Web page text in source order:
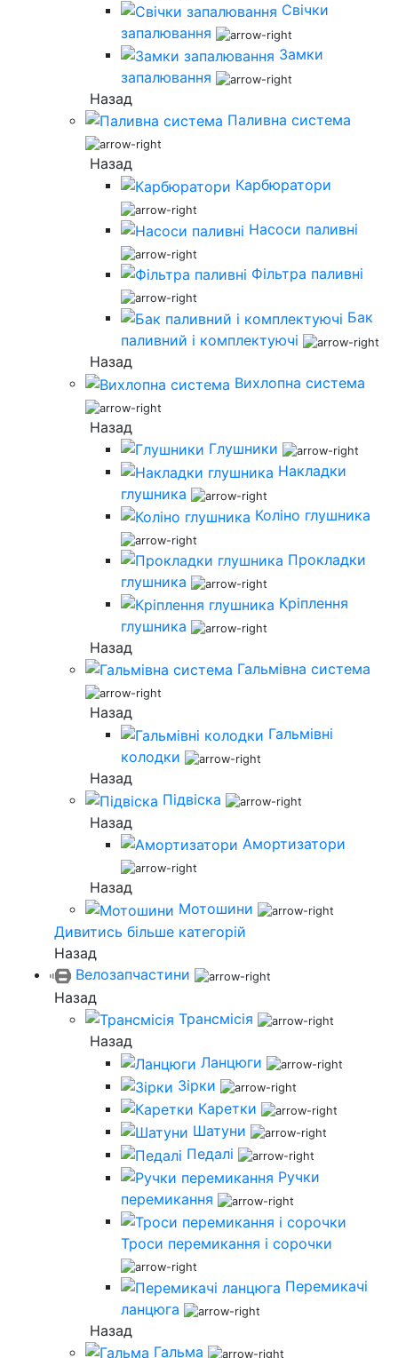
Свічки
запалювання
Замки
запалювання
Назад
Паливна система
Назад
Карбюратори
Насоси паливні
Фільтра паливні
Бак
паливний і комплектуючі
Назад
Вихлопна система
Назад
Глушники
Накладки
глушника
Коліно глушника
Прокладки
глушника
Кріплення
глушника
Назад
Гальмівна система
Назад
Гальмівні
колодки
Назад
Підвіска
Назад
Амортизатори
Назад
Мотошини
Дивитись більше категорій
Назад
Велозапчастини
Назад
Трансмісія
Назад
Ланцюги
Зірки
Каретки
Шатуни
Педалі
Ручки
перемикання
Троси перемикання і сорочки
Перемикачі
ланцюга
Назад
Гальма